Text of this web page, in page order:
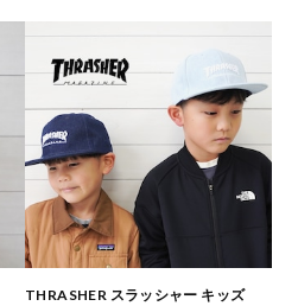
THRASHER スラッシャー キッズ